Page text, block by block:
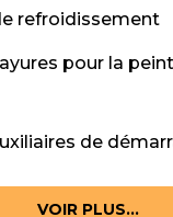
refroidissement
pour la
de
VOIR PLUS...